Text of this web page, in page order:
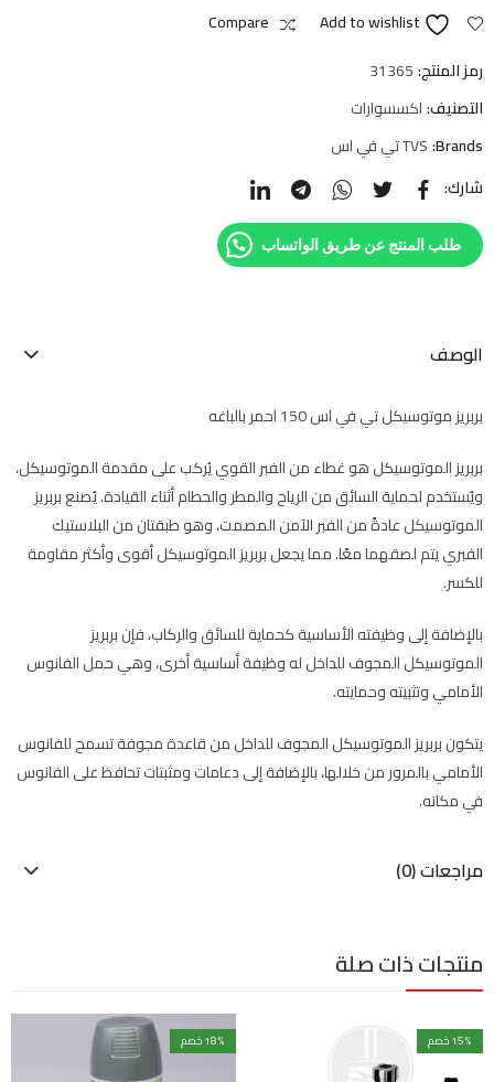
Add to wishlist
Compare
رمز المنتج:31365
التصنيف:اكسسوارات
Brands: TVS تي في اس
شارك:
طلب المنتج عن طريق الواتساب
الوصف
بربريز موتوسيكل تي في اس 150 احمر بالباغه
بربريز الموتوسيكل هو غطاء من الفبر القوي يُركب على مقدمة الموتوسيكل،
ويُستخدم لحماية السائق من الرياح والمطر والحطام أثناء القيادة. يُصنع بربريز
الموتوسيكل عادةً من الفبر الآمن المصمت، وهو طبقتان من البلاستيك
الفبري يتم لصقهما معًا. مما يجعل بربريز الموتوسيكل أقوى وأكثر مقاومة
للكسر.
بالإضافة إلى وظيفته الأساسية كحماية للسائق والركاب، فإن بربريز
الموتوسيكل المجوف للداخل له وظيفة أساسية أخرى، وهي حمل الفانوس
الأمامي وتثبيته وحمايته.
يتكون بربريز الموتوسيكل المجوف للداخل من قاعدة مجوفة تسمح للفانوس
الأمامي بالمرور من خلالها، بالإضافة إلى دعامات ومثبتات تحافظ على الفانوس
في مكانه.
مراجعات (0)
منتجات ذات صلة
15% خصم 18% خصم